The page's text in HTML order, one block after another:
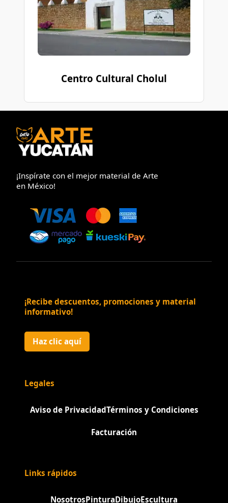
Centro Cultural Cholul
¡Inspírate con el mejor material de Arte
en México!
¡Recibe descuentos, promociones y material
informativo!
Haz clic aquí
Legales
Aviso de PrivacidadTérminos y Condiciones
Facturación
Links rápidos
NosotrosPinturaDibujoEscultura